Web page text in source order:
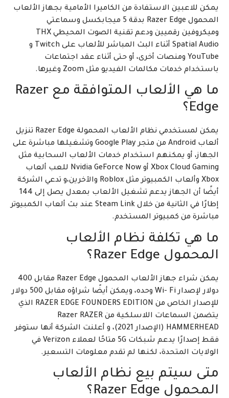
يمكن للاعبين الاستفادة من الكاميرا الأمامية بجهاز الألعاب
المحمول Razer Edge بدقة 5 ميجابكسل وسماعتي
وميكروفين رقميين ودعم تقنية الصوت المحيطي THX
Spatial Audio أثناء البث المباشر للألعاب على Twitch و
YouTube ومنصات أخرى، أو حتى أثناء عقد اجتماعات
باستخدام خدمات مكالمات الفيديو مثل Zoom وغيرها.
ما هي الألعاب المتوافقة مع Razer
Edge؟
يمكن لمستخدمي نظام الألعاب المحمولة Razer Edge تنزيل
ألعاب Android من متجر Google Play وتشغيلها مباشرة على
الجهاز، أو يمكنهم استخدام خدمات الألعاب السحابية مثل
Xbox Cloud Gaming أو Nvidia GeForce Now للعب ألعاب
Xbox وألعاب الكمبيوتر مثل Roblox والآخرين،و تدعي الشركة
أيضًا أن الجهاز يدعم تشغيل الألعاب بمعدل يصل إلى 144
إطارًا في الثانية من خلال Steam Link عند بث ألعاب الكمبيوتر
مباشرة من كمبيوتر المستخدم.
ما هي تكلفة نظام الألعاب
المحمول Razer Edge؟
يمكن شراء جهاز الألعاب المحمول Razer Edge مقابل 400
دولار لإصدار Wi- Fi وحده، ويمكن أيضًا شراؤه مقابل 500 دولار
للإصدار الخاص من RAZER EDGE FOUNDERS EDITION الذي
يتضمن السماعات اللاسلكية من Razer RAZER
HAMMERHEAD (الإصدار 2021)، و أعلنت الشركة أنها ستوفر
فقط إصدارًا يدعم شبكات 5G متاحًا لعملاء Verizon في
الولايات المتحدة، لكنها لم تقدم معلومات التسعير.
متى سيتم بيع نظام الألعاب
المحمول Razer Edge؟